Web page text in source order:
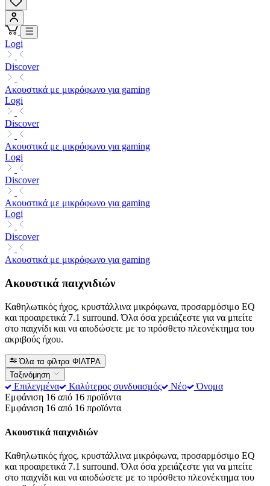
Logi
Discover
Ακουστικά με μικρόφωνο για gaming
Logi
Discover
Ακουστικά με μικρόφωνο για gaming
Logi
Discover
Ακουστικά με μικρόφωνο για gaming
Logi
Discover
Ακουστικά με μικρόφωνο για gaming
Ακουστικά παιχνιδιών
Καθηλωτικός ήχος, κρυστάλλινα μικρόφωνα, προσαρμόσιμο EQ
και προαιρετικά 7.1 surround. Όλα όσα χρειάζεστε για να μπείτε
στο παιχνίδι και να αποδώσετε με το πρόσθετο πλεονέκτημα του
ακριβούς ήχου.
Όλα τα φίλτρα ΦΙΛΤΡΑ
Ταξινόμηση
Επιλεγμένα Καλύτερος συνδυασμός Νέο
Όνομα
Εμφάνιση 16 από 16 προϊόντα
Εμφάνιση 16 από 16 προϊόντα
Ακουστικά παιχνιδιών
Καθηλωτικός ήχος, κρυστάλλινα μικρόφωνα, προσαρμόσιμο EQ
και προαιρετικά 7.1 surround. Όλα όσα χρειάζεστε για να μπείτε
στο παιχνίδι και να αποδώσετε με το πρόσθετο πλεονέκτημα του